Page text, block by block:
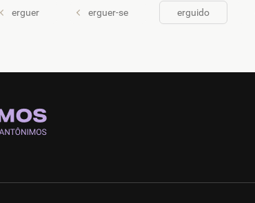
erguer erguer-se erguido